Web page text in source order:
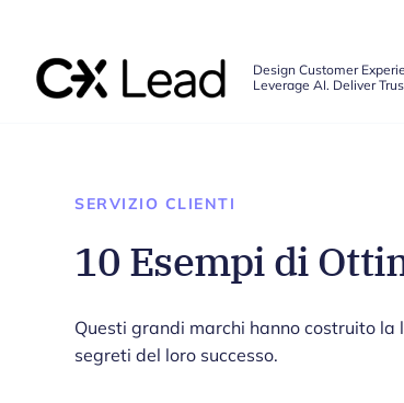
Design Customer
Leverage AI. Deliver
SERVIZIO CLIENTI
10 Esempi di
Questi grandi marchi hanno costruito la
segreti del loro successo.